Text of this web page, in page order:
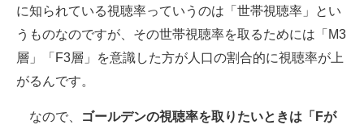
に知られている視聴率っていうのは「世帯視聴率」とい
うものなのですが、その世帯視聴率を取るためには「M3
層」「F3層」を意識した方が人口の割合的に視聴率が上
がるんです。
なので、
ゴールデンの視聴率を取りたいときは「Fが